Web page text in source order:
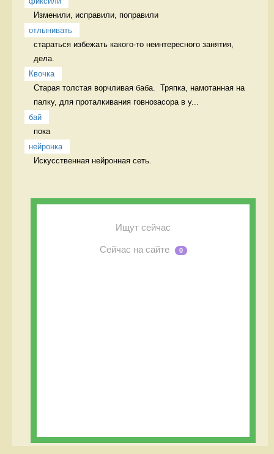
Изменили, исправили, поправили
отлынивать
стараться избежать какого-то неинтересного занятия,
дела.
Квочка
Старая толстая ворчливая баба.  Тряпка, намотанная на
палку, для проталкивания говнозасора в у...
бай
пока
нейронка
Искусственная нейронная сеть.
Ищут сейчас
Сейчас на сайте 0